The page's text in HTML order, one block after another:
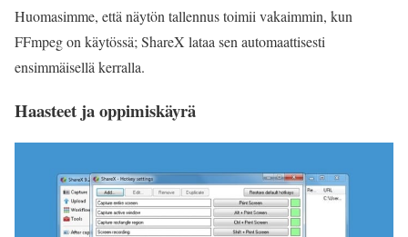
Huomasimme, että näytön tallennus toimii vakaimmin, kun
FFmpeg on käytössä; ShareX lataa sen automaattisesti
ensimmäisellä kerralla.
Haasteet ja oppimiskäyrä